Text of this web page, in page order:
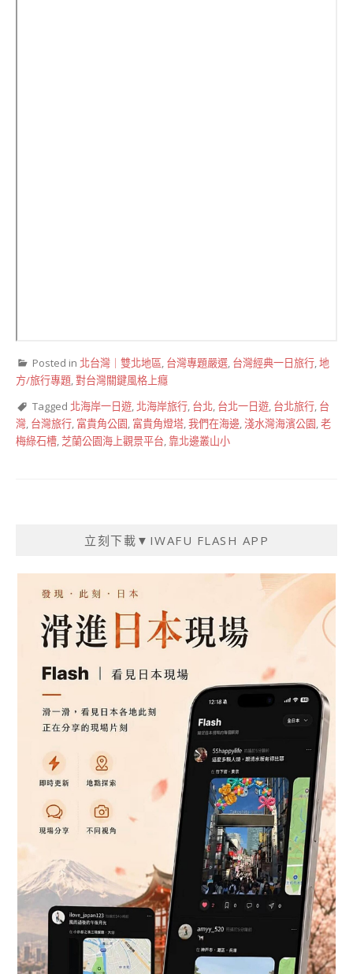
Posted in 北台灣｜雙北地區, 台灣專題嚴選, 台灣經典一日旅行,地
方/旅行專題,對台灣關鍵風格上癮
Tagged 北海岸一日遊,北海岸旅行, 台北, 台北一日遊, 台北旅行, 台
灣, 台灣旅行, 富貴角公園, 富貴角燈塔,我們在海邊,淺水灣海濱公園,老
梅綠石槽,芝蘭公園海上觀景平台, 靠北邊叢山小
立刻下載▼IWAFU FLASH APP